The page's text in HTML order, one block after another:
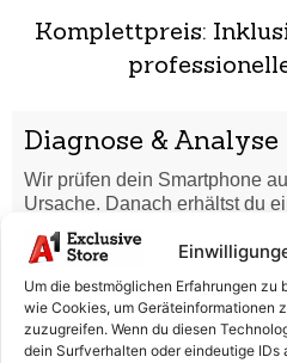
Um die bestmöglichen Erfahrungen
wie Cookies, um Geräteinformationen
zuzugreifen. Wenn du diesen
dein Surfverhalten oder eindeutige IDs
Komplettpreis:
Diagnose & Analyse
Wir prüfen dein Smartphone
Ursache. Danach erhältst du
Wasserschaden
Dein Smartphone hat
reinigen es gründlich und
ist.